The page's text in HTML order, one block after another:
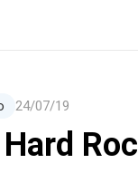
24/07/19